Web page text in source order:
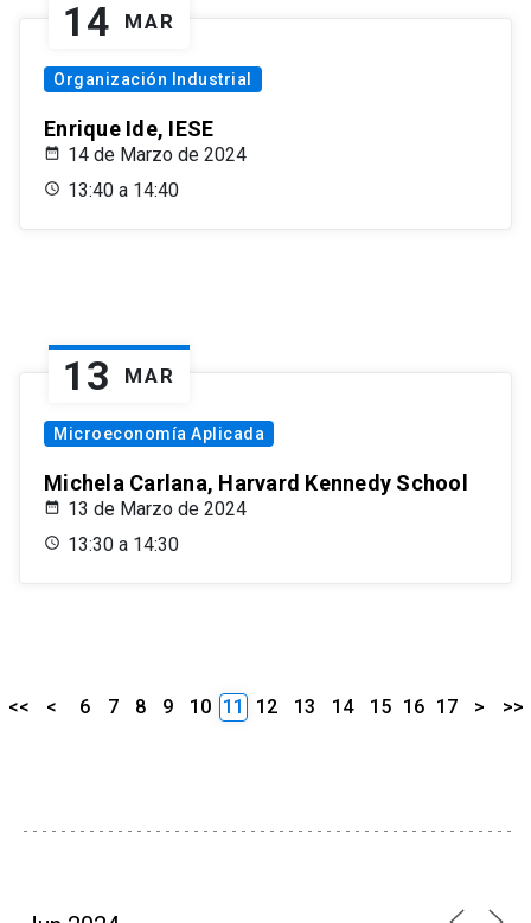
14 MAR
Organización Industrial
Enrique Ide, IESE
14 de Marzo de 2024
13:40 a 14:40
13 MAR
Microeconomía Aplicada
Michela Carlana, Harvard Kennedy School
13 de Marzo de 2024
13:30 a 14:30
<< < 6 7 8 9 10 11 12 13 14 15 16 17 > >>